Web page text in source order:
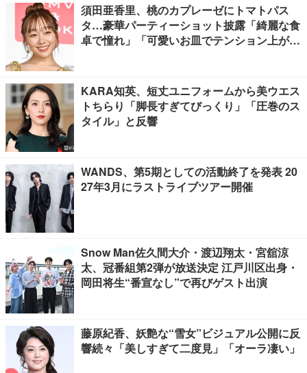
須田亜香里、桃のカプレーゼにトマトパス
タ…豪華パーティーショット披露「綺麗な食
卓で憧れ」「可愛いお皿でテンション上が
KARA知英、短丈ユニフォームから美ウエス
トちらり「脚長すぎてびっくり」「圧巻のス
タイル」と反響
WANDS、第5期としての活動終了を発表 20
27年3月にラストライブツアー開催
Snow Man佐久間大介・渡辺翔太・宮舘涼
太、冠番組第2弾が放送決定 江戸川区出身・
岡田将生“番宣なし”で再びゲスト出演
藤原紀香、妖艶な“雪女”ビジュアル公開に反
響続々「美しすぎて二度見」「オーラ凄い」